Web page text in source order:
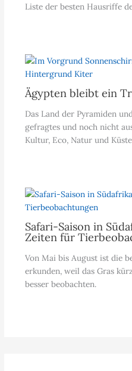
Liste der besten Hausriffe
Ägypten bleibt ein
Das Land der Pyramiden
gefragtes und noch nicht
Kultur, Eco, Natur und
Safari-Saison in
Zeiten für
Von Mai bis August ist die
erkunden, weil das Gras
besser beobachten.